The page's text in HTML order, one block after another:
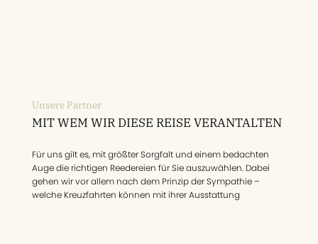
Unsere Partner
MIT WEM WIR DIESE REISE VERANTALTEN
Für uns gilt es, mit größter Sorgfalt und einem bedachten
Auge die richtigen Reedereien für Sie auszuwählen. Dabei
gehen wir vor allem nach dem Prinzip der Sympathie –
welche Kreuzfahrten können mit ihrer Ausstattung